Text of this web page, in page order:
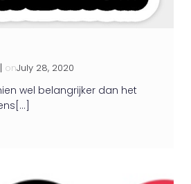
| onJuly 28, 2020
wel belangrijker dan het